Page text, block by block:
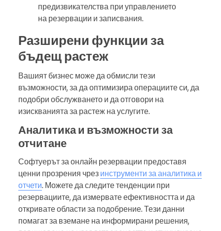
предизвикателства при управлението
на резервации и записвания.
Разширени функции за
бъдещ растеж
Вашият бизнес може да обмисли тези
възможности, за да оптимизира операциите си, да
подобри обслужването и да отговори на
изискванията за растеж на услугите.
Аналитика и възможности за
отчитане
Софтуерът за онлайн резервации предоставя
ценни прозрения чрез инструменти за аналитика и
отчети. Можете да следите тенденции при
резервациите, да измервате ефективността и да
откривате области за подобрение. Тези данни
помагат за вземане на информирани решения,